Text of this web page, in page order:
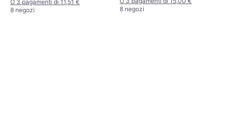
O 3 pagamenti di 11,51 €
8 negozi
8 negozi